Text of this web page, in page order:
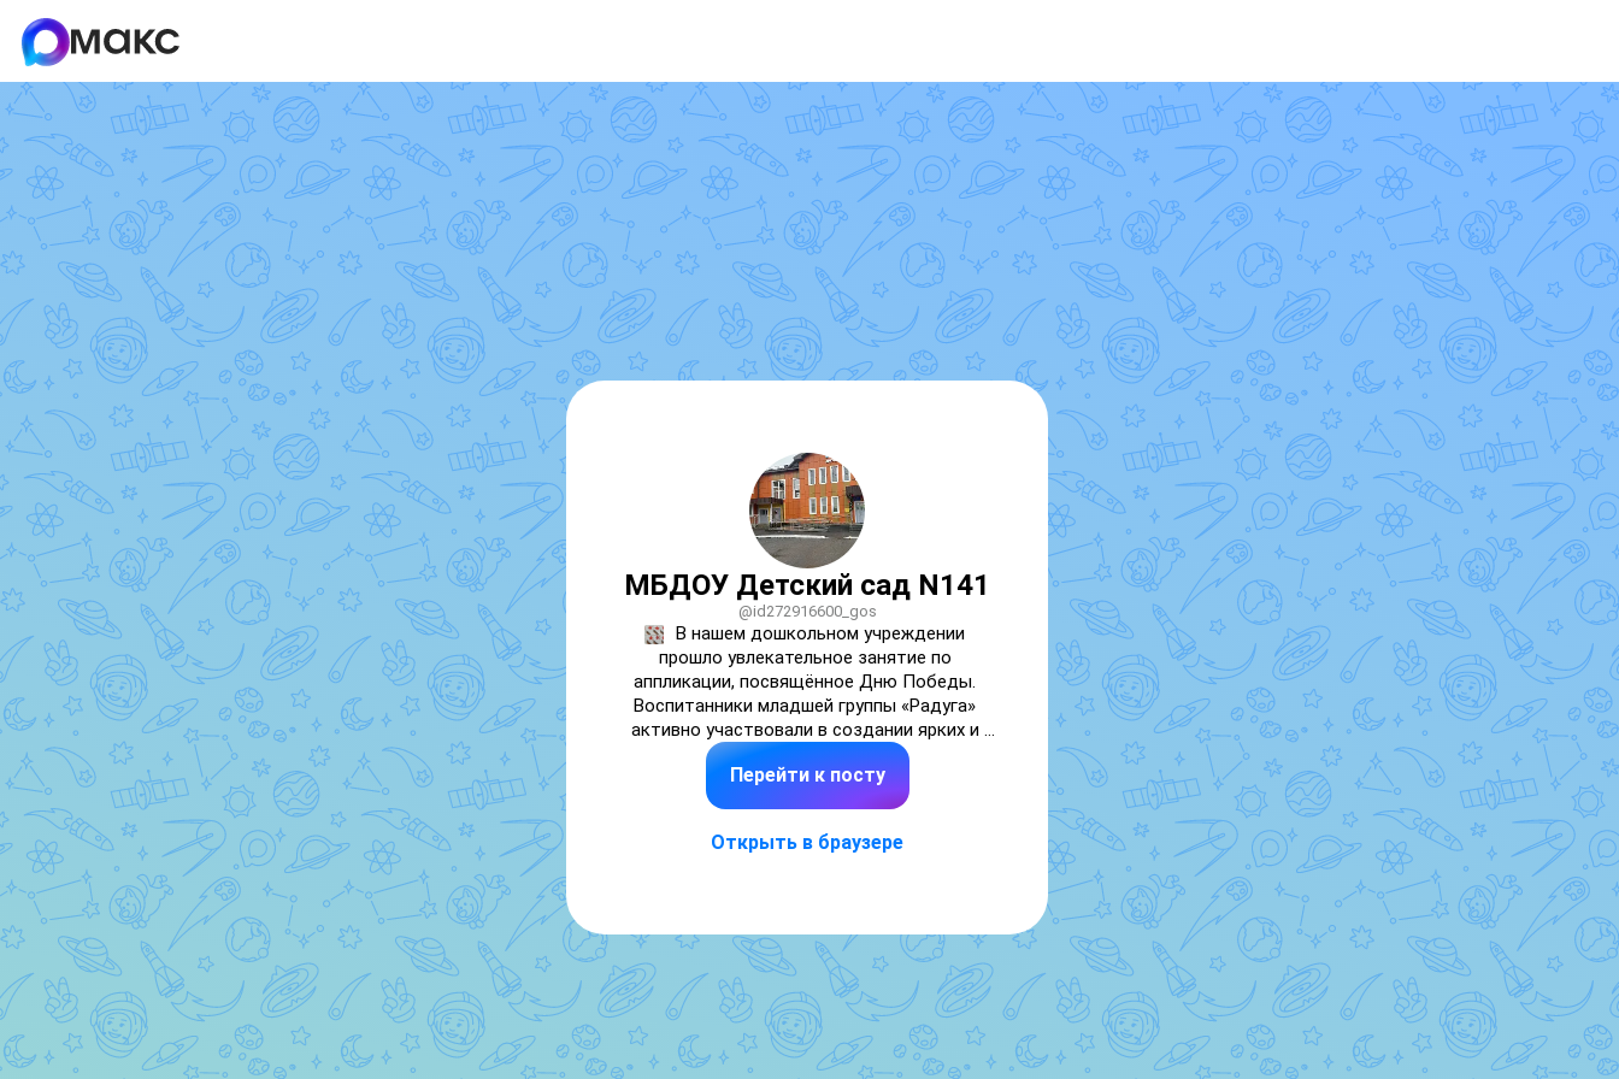
МБДОУ Детский сад N141
@id272916600_gos
В нашем дошкольном учреждении
прошло увлекательное занятие по
аппликации, посвящённое Дню Победы.
Воспитанники младшей группы «Радуга»
активно участвовали в создании ярких и
выразительных звёзд — традиционного
символа праздника.
развитии художественных навыков
значении звезды как знака мужества и
героизма, напомнила о подвиге наших дедов
и прадедов.
Во время творческого процесса ребята
научились аккуратно наклеивать
Перейти к посту
Открыть в браузере